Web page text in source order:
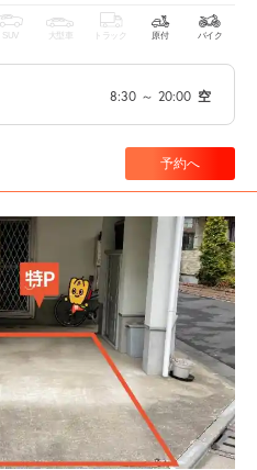
SUV 大型車 トラック 原付 バイク
8:30 ～ 20:00 空
予約へ